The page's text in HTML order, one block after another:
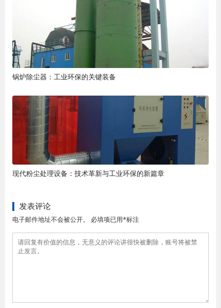
锅炉除尘器：工业环保的关键装备
现代粉尘处理设备：技术革新与工业环保的新篇章
发表评论
电子邮件地址不会被公开。 必填项已用*标注